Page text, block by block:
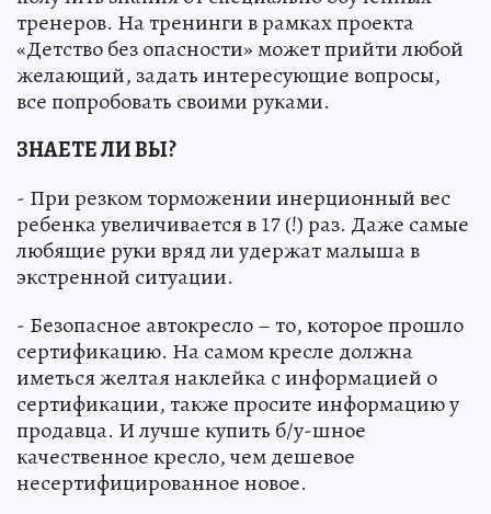
тренеров. На тренинги в рамках проекта
«Детство без опасности» может прийти любой
желающий, задать интересующие вопросы,
все попробовать своими руками.
ЗНАЕТЕ ЛИ ВЫ?
- При резком торможении инерционный вес
ребенка увеличивается в 17 (!) раз. Даже самые
любящие руки вряд ли удержат малыша в
экстренной ситуации.
- Безопасное автокресло – то, которое прошло
сертификацию. На самом кресле должна
иметься желтая наклейка с информацией о
сертификации, также просите информацию у
продавца. И лучше купить б/у-шное
качественное кресло, чем дешевое
несертифицированное новое.